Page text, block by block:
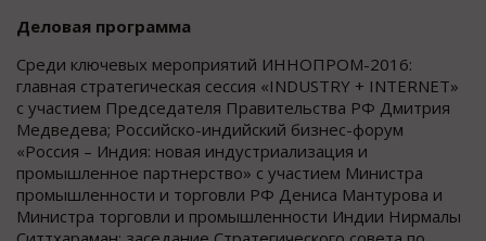
Деловая программа
Среди ключевых мероприятий ИННОПРОМ-2016:
главная стратегическая сессия «INDUSTRY + INTERNET»
с участием Председателя Правительства РФ Дмитрия
Медведева; Российско-индийский бизнес-форум
«Россия – Индия: новая индустриализация и
промышленное партнерство» с участием Министра
промышленности и торговли РФ Дениса Мантурова и
Министра торговли и промышленности Индии Нирмалы